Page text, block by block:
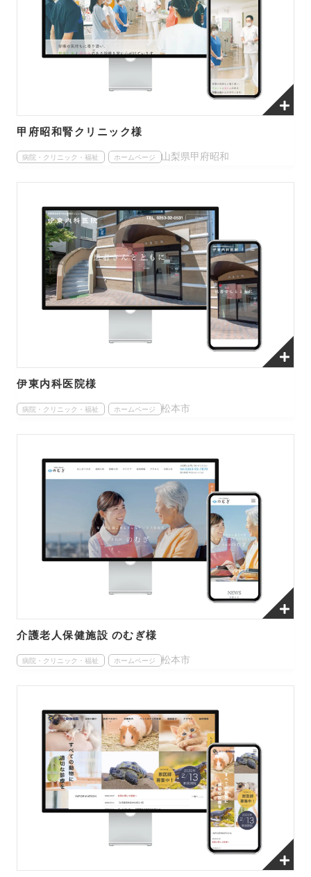
甲府昭和腎クリニック様
病院・クリニック・福祉 ホームページ 山梨県甲府昭和
伊東内科医院様
病院・クリニック・福祉 ホームページ 松本市
介護老人保健施設 のむぎ様
病院・クリニック・福祉 ホームページ 松本市